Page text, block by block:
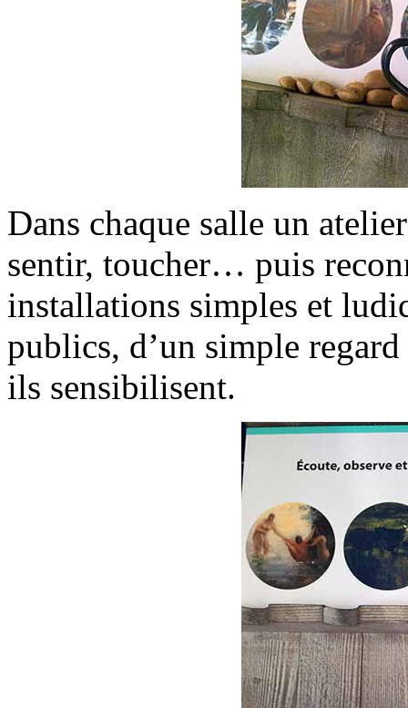
Dans chaque salle un
sentir, toucher… puis
installations simples et
publics, d’un simple
ils sensibilisent.